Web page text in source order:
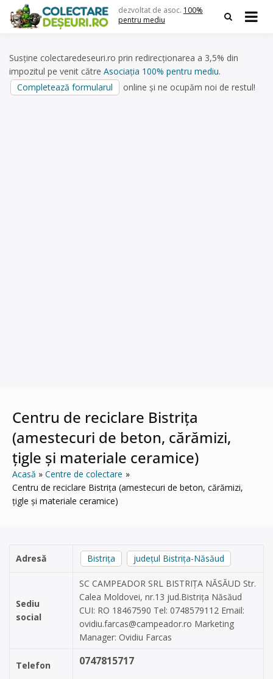
content
dezvoltat de asoc. 100%
pentru mediu
Susține colectaredeseuri.ro prin redirecționarea a 3,5% din
impozitul pe venit către Asociația 100% pentru mediu.
Completează formularul
online și ne ocupăm noi de restul!
Centru de reciclare Bistrița
(amestecuri de beton, cărămizi,
țigle și materiale ceramice)
Acasă
Centre de colectare
Centru de reciclare Bistrița (amestecuri de beton, cărămizi,
țigle și materiale ceramice)
Adresă Bistrița județul Bistrița-Năsăud
Sediu
social
SC CAMPEADOR SRL BISTRIȚA NĂSĂUD Str.
Calea Moldovei, nr.13 jud.Bistrița Năsăud
CUI: RO 18467590 Tel: 0748579112 Email:
ovidiu.farcas@campeador.ro Marketing
Manager: Ovidiu Farcas
Telefon 0747815717